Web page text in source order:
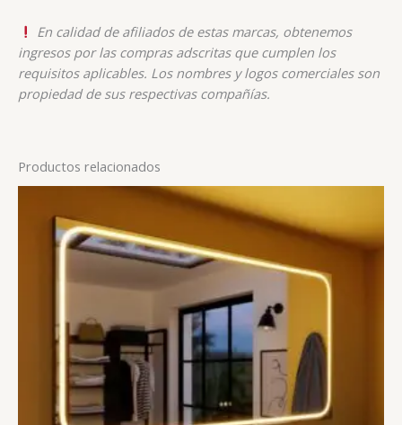
En calidad de afiliados de estas marcas, obtenemos
ingresos por las compras adscritas que cumplen los
requisitos aplicables. Los nombres y logos comerciales son
propiedad de sus respectivas compañías.
Productos relacionados